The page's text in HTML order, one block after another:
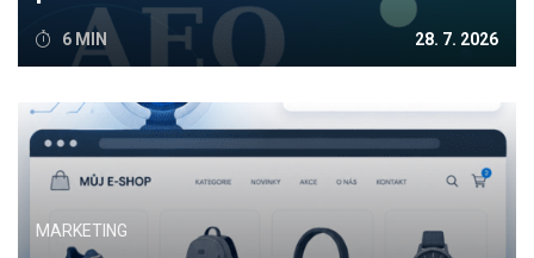
6 MIN 28. 7. 2026
MARKETING